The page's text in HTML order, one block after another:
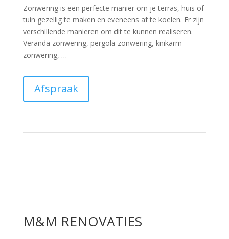
Zonwering is een perfecte manier om je terras, huis of
tuin gezellig te maken en eveneens af te koelen. Er zijn
verschillende manieren om dit te kunnen realiseren.
Veranda zonwering, pergola zonwering, knikarm
zonwering, …
Afspraak
M&M RENOVATIES